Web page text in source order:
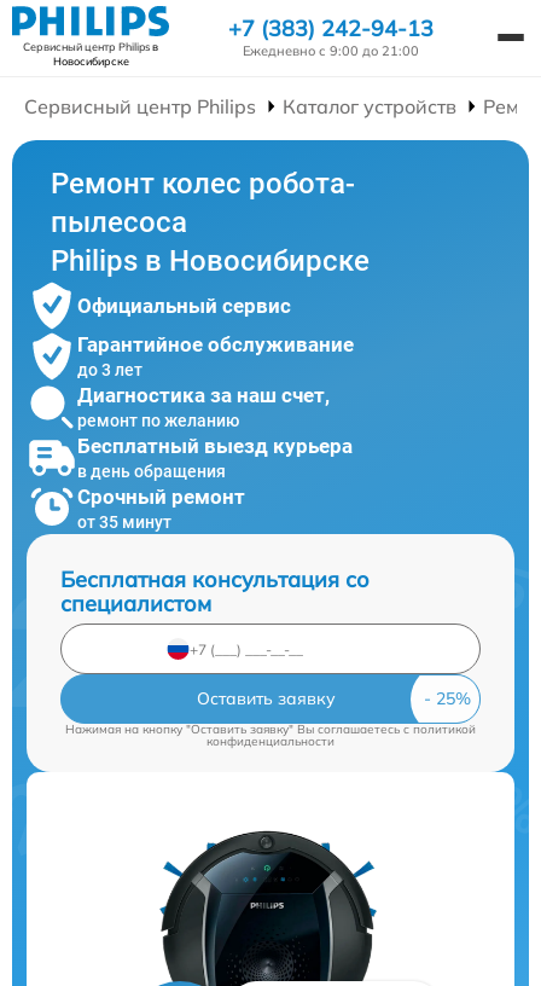
Сервисный центр Philipsв
Новосибирске
+7 (383) 242-94-13
Ежедневно с 9:00 до 21:00
Сервисный центр Philips Каталог устройств
Ремонт колес робота-
пылесоса
Philips в Новосибирске
Официальный сервис
Гарантийное обслуживание
до 3 лет
Диагностика за наш счет,
ремонт по желанию
Бесплатный выезд курьера
в день обращения
Срочный ремонт
от 35 минут
Бесплатная консультация со
специалистом
Оставить заявку
Нажимая на кнопку "Оставить заявку" Вы соглашаетесь c политикой
конфиденциальности